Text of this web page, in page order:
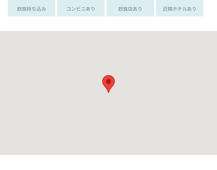
飲食持ち込み コンビニあり 飲食店あり 近隣ホテルあり